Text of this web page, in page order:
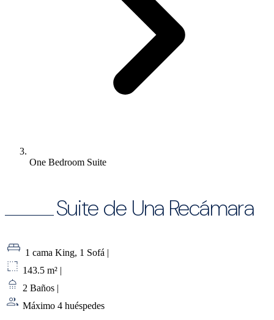
One Bedroom Suite
Suite de Una Recámara
1 cama King, 1 Sofá |
143.5 m² |
2 Baños |
Máximo 4 huéspedes